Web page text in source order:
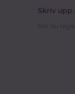
Skriv upp